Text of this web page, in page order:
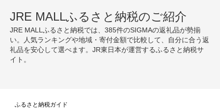
JRE MALLふるさと納税のご紹介
JRE MALLふるさと納税では、385件のSIGMAの返礼品が勢揃
い。人気ランキングや地域・寄付金額で比較して、自分に合う返
礼品を安心して選べます。JR東日本が運営するふるさと納税サ
イト。
ふるさと納税ガイド